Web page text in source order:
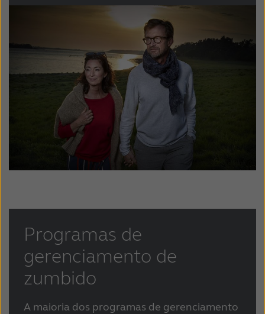
Türkçe United Kingdom
Österreich
عربي 日本
Programas de
gerenciamento de
zumbido
A maioria dos programas de gerenciamento